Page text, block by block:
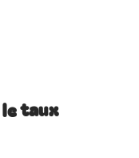
taux